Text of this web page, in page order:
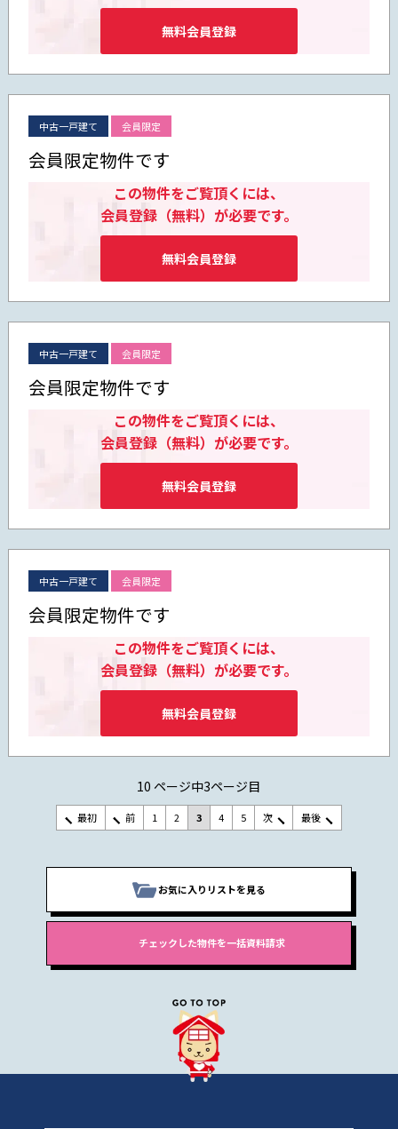
無料会員登録
中古一戸建て 会員限定
会員限定物件です
この物件をご覧頂くには、
会員登録（無料）が必要です。
無料会員登録
中古一戸建て 会員限定
会員限定物件です
この物件をご覧頂くには、
会員登録（無料）が必要です。
無料会員登録
中古一戸建て 会員限定
会員限定物件です
この物件をご覧頂くには、
会員登録（無料）が必要です。
無料会員登録
10 ページ中3ページ目
最初 前 1 2 3 4 5 次 最後
お気に入りリストを見る